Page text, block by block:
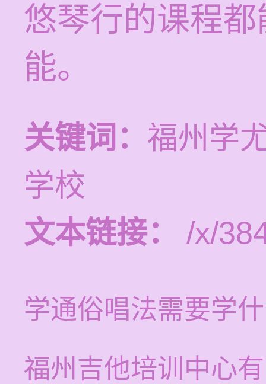
悠琴行的课程
能。
关键词： 福州学
学校
文本链接：
/x/
学通俗唱法需要学
福州吉他培训中心